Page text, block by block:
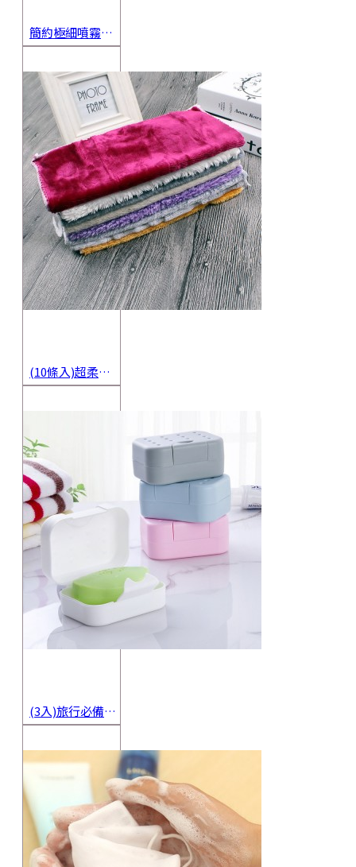
簡約極細噴霧瓶 旅行分裝瓶 保養品分裝 酒精噴霧瓶 小噴壺 香水瓶 隨身瓶
(10條入)超柔軟抹布 不沾油洗碗巾 多用途擦拭布
(3入)旅行必備密封香皂收納盒 方便攜帶防水海綿肥皂盒 香皂盒